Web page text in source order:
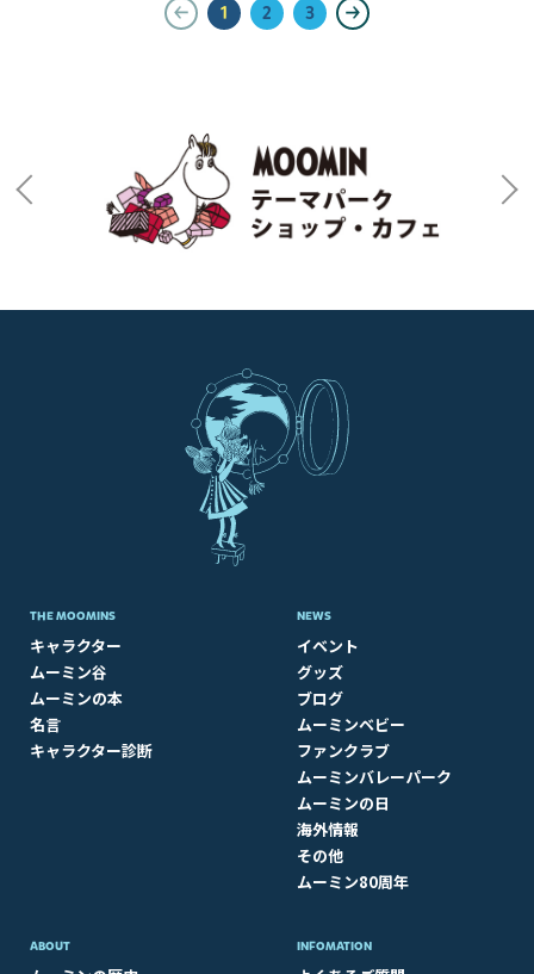
1 2 3
THE MOOMINS
キャラクター
ムーミン谷
ムーミンの本
名言
キャラクター診断
NEWS
イベント
グッズ
ブログ
ムーミンベビー
ファンクラブ
ムーミンバレーパーク
ムーミンの日
海外情報
その他
ムーミン80周年
ABOUT​ INFOMATION